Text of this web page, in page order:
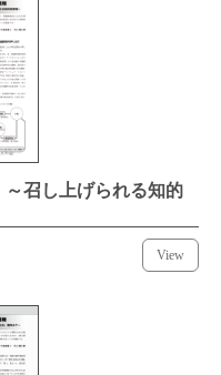
召し上げられる知的
View